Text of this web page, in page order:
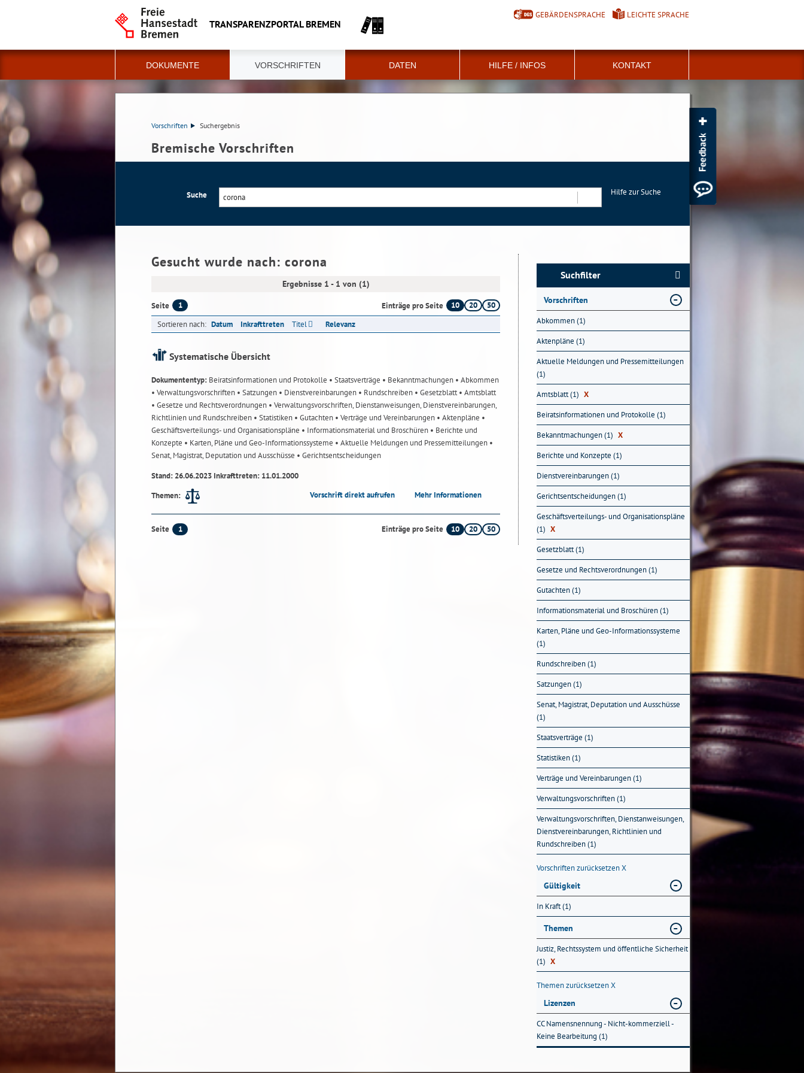
TRANSPARENZPORTAL BREMEN
GEBÄRDENSPRACHE LEICHTE SPRACHE
DOKUMENTE VORSCHRIFTEN DATEN HILFE / INFOS KONTAKT
Vorschriften Suchergebnis
Bremische Vorschriften
Suche
Hilfe zur Suche
Gesucht wurde nach: corona
Ergebnisse 1 - 1 von (1)
Seite 1 Einträge pro Seite 10 20
50
Sortieren nach: Datum Inkrafttreten Titel Relevanz
Systematische Übersicht
Dokumententyp: Beiratsinformationen und Protokolle • Staatsverträge • Bekanntmachungen • Abkommen
• Verwaltungsvorschriften • Satzungen • Dienstvereinbarungen • Rundschreiben • Gesetzblatt• Amtsblatt
• Gesetze und Rechtsverordnungen • Verwaltungsvorschriften, Dienstanweisungen, Dienstvereinbarungen,
Richtlinien und Rundschreiben • Statistiken • Gutachten • Verträge und Vereinbarungen • Aktenpläne •
Geschäftsverteilungs- und Organisationspläne • Informationsmaterial und Broschüren • Berichte und
Konzepte • Karten, Pläne und Geo-Informationssysteme • Aktuelle Meldungen und Pressemitteilungen •
Senat, Magistrat, Deputation und Ausschüsse • Gerichtsentscheidungen
Stand: 26.06.2023 Inkrafttreten: 11.01.2000
Themen:
Vorschrift direkt aufrufen Mehr Informationen
Seite 1 Einträge pro Seite 10 20 50
Suchfilter
Vorschriften
Abkommen (1)
Aktenpläne (1)
Aktuelle Meldungen und Pressemitteilungen
(1)
Amtsblatt (1) X
Beiratsinformationen und Protokolle (1)
Bekanntmachungen (1) X
Berichte und Konzepte (1)
Dienstvereinbarungen (1)
Gerichtsentscheidungen (1)
Geschäftsverteilungs- und Organisationspläne
(1) X
Gesetzblatt (1)
Gesetze und Rechtsverordnungen (1)
Gutachten (1)
Informationsmaterial und Broschüren (1)
Karten, Pläne und Geo-Informationssysteme
(1)
Rundschreiben (1)
Satzungen (1)
Senat, Magistrat, Deputation und Ausschüsse
(1)
Staatsverträge (1)
Statistiken (1)
Verträge und Vereinbarungen (1)
Verwaltungsvorschriften (1)
Verwaltungsvorschriften, Dienstanweisungen,
Dienstvereinbarungen, Richtlinien und
Rundschreiben (1)
Vorschriften zurücksetzenX
Gültigkeit
In Kraft (1)
Themen
Justiz, Rechtssystem und öffentliche Sicherheit
(1) X
Themen zurücksetzenX
Lizenzen
CC Namensnennung - Nicht-kommerziell -
Keine Bearbeitung (1)